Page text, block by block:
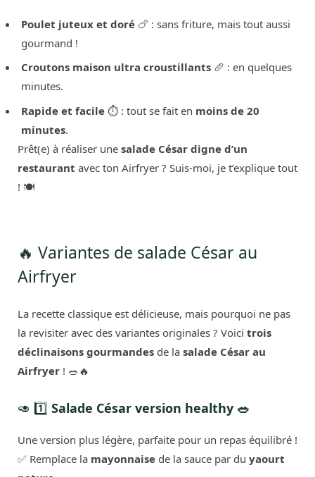
Poulet juteux et doré 🍗 : sans friture, mais tout aussi
gourmand !
Croutons maison ultra croustillants 🥖 : en quelques
minutes.
Rapide et facile ⏱️ : tout se fait en moins de 20
minutes.
Prêt(e) à réaliser une salade César digne d’un
restaurant avec ton Airfryer ? Suis-moi, je t’explique tout
! 🍽️
🔥 Variantes de salade César au
Airfryer
La recette classique est délicieuse, mais pourquoi ne pas
la revisiter avec des variantes originales ? Voici trois
déclinaisons gourmandes de la salade César au
Airfryer ! 🥗🔥
🥑 1️⃣ Salade César version healthy 🥗
Une version plus légère, parfaite pour un repas équilibré !
✅ Remplace la mayonnaise de la sauce par du yaourt